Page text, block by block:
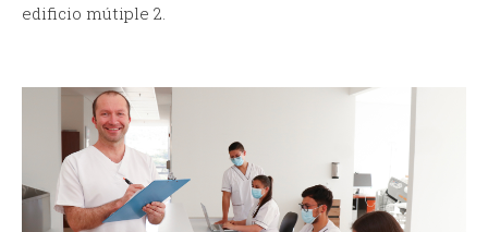
edificio mútiple 2.